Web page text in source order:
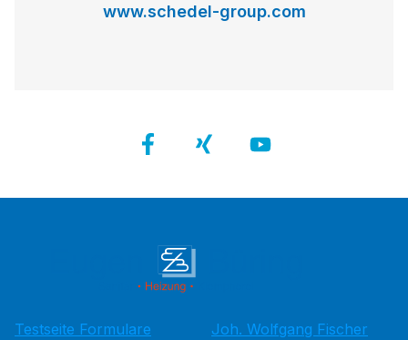
www.schedel-group.com
Testseite Formulare
Joh. Wolfgang Fischer